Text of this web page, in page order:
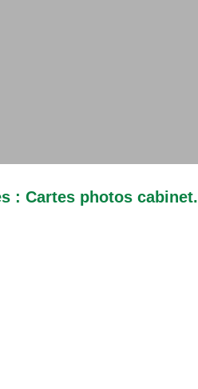
: Cartes photos cabinet.